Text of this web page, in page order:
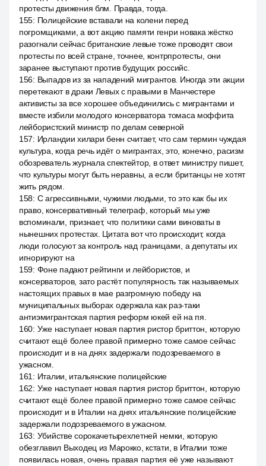
протесты движения блм. Правда, тогда.
155: Полицейские вставали на колени перед
погромщиками, а вот акцию памяти генри новака жёстко
разогнали сейчас британские левые тоже проводят свои
протесты по всей стране, точнее, контрпротесты, они
заранее выступают против будущих российс.
156: Выпадов из за нападений мигрантов. Иногда эти акции
перетекают в драки Левых с правыми в Манчестере
активисты за все хорошее объединились с мигрантами и
вместе избили молодого консерватора томаса моффита
лейбористский министр по делам северной
157: Ирландии хилари бенн считает, что сам термин чуждая
культура, когда речь идёт о мигрантах, это, конечно, расизм
обозреватель журнала спектейтор, в ответ министру пишет,
что культуры могут быть неравны, а если британцы не хотят
жить рядом.
158: С агрессивными, чужими людьми, то это как бы их
право, консервативный телеграф, который мы уже
вспоминали, признает, что политики сами виноваты в
нынешних протестах. Цитата вот что происходит, когда
люди голосуют за контроль над границами, а депутаты их
игнорируют на
159: Фоне падают рейтинги и лейбористов, и
консерваторов, зато растёт популярность так называемых
настоящих правых в мае разгромную победу на
муниципальных выборах одержала как раз-таки
антиэмигрантская партия реформ юкей ей на пя.
160: Уже наступает новая партия ристор бриттон, которую
считают ещё более правой примерно тоже самое сейчас
происходит и в на днях задержали подозреваемого в
ужасном.
161 : Италии, итальянские полицейские
162: Уже наступает новая партия ристор бриттон, которую
считают ещё более правой примерно тоже самое сейчас
происходит и в Италии на днях итальянские полицейские
задержали подозреваемого в ужасном.
163: Убийстве сорокачетырехлетней немки, которую
обезглавил Выходец из Марокко, кстати, в Италии тоже
появилась новая, очень правая партия её уже называют